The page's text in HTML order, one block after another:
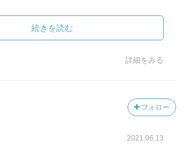
愛を歌う「清新体派」が彼の源流となる。
て、民衆の言語であるイタリア語で美し
練された文章で詩作し、ルネッサンス運
。ダ・ヴィンチ、ミケランジェロたちの
嫌っていたので、それ以前の治世という
ャ精神がルネッサンス運動のもととなっ
続きを読む
詳細をみる
フォロー
2021.06.13